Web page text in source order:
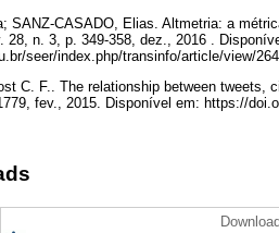
SANZ-CASADO, Elias. Altmetria: a
28, n. 3, p. 349-358, dez., 2016 .
seer/index.php/transinfo/article/view/
C. F.. The relationship between
fev., 2015. Disponível em: https://